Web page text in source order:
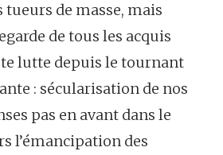
tueurs de masse, mais
de tous les acquis
lutte depuis le tournant
: sécularisation de nos
pas en avant dans le
l’émancipation des